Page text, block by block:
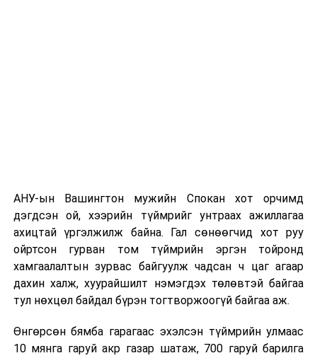
АНУ-ын Вашингтон мужийн Спокан хот орчимд
дэгдсэн ой, хээрийн түймрийг унтраах ажиллагаа
ахицтай үргэлжилж байна. Гал сөнөөгчид хот руу
ойртсон гурван том түймрийн эргэн тойронд
хамгаалалтын зурвас байгуулж чадсан ч цаг агаар
дахин халж, хуурайшилт нэмэгдэх төлөвтэй байгаа
тул нөхцөл байдал бүрэн тогтворжоогүй байгаа аж.
Өнгөрсөн бямба гарагаас эхэлсэн түймрийн улмаас
10 мянга гаруй акр газар шатаж, 700 гаруй барилга